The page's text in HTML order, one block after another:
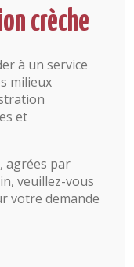
crèche
à un service
milieux
et
agrées par
veuillez-vous
votre demande